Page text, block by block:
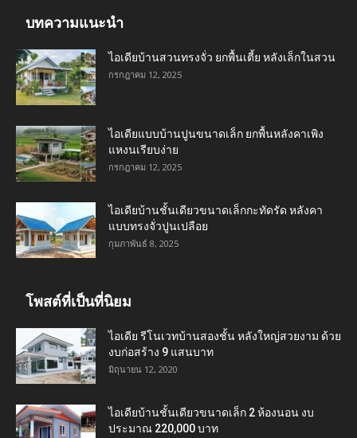
บทความแนะนำ
ไอเดียบ้านสวนทรงจั่ว ยกพื้นเตี้ย หลังเล็กในสวน
กรกฎาคม 12, 2025
ไอเดียแบบบ้านปูนขนาดเล็ก ยกพื้นหลังคาเพิง
แหงนเรียบง่าย
กรกฎาคม 12, 2025
ไอเดียบ้านชั้นเดียวขนาดเล็กกะทัดรัด หลังคา
แบบทรงจั่วปูนเปลือย
กุมภาพันธ์ 8, 2025
โพสต์ที่เป็นที่นิยม
ไอเดีย รีโนเวทบ้านสองชั้น หลังใหญ่สวยงาม ด้วย
งบก่อสร้าง 9 แสนบาท
มิถุนายน 12, 2020
ไอเดียบ้านชั้นเดียวขนาดเล็ก 2 ห้องนอน งบ
ประมาณ 220,000 บาท